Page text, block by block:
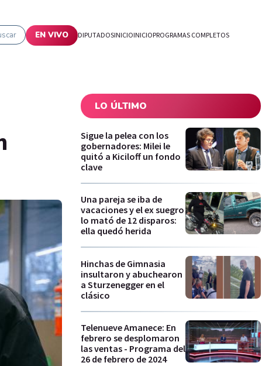
EN VIVO DIPUTADOSINICIOINICIOPROGRAMAS COMPLETOS
LO ÚLTIMO
Sigue la pelea con los
gobernadores: Milei le
quitó a Kiciloff un fondo
clave
Una pareja se iba de
vacaciones y el ex suegro
lo mató de 12 disparos:
ella quedó herida
Hinchas de Gimnasia
insultaron y abuchearon
a Sturzenegger en el
clásico
Telenueve Amanece: En
febrero se desplomaron
las ventas - Programa del
26 de febrero de 2024